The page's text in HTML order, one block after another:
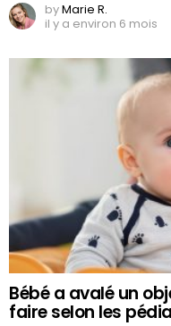
byMarie R.
il y a environ 6 mois
Bébé a avalé un
faire selon les